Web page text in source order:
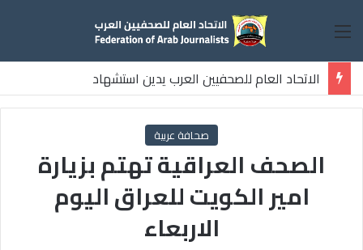
القائمة
الاتحاد العام للصحفيين العرب يدين استشهاد
ثلاثة صحفيين فلسطينيين باستهداف إسرائيلي وسط قطاع غزة
صحافة عربية
الصحف العراقية تهتم بزيارة
امير الكويت للعراق اليوم
الاربعاء